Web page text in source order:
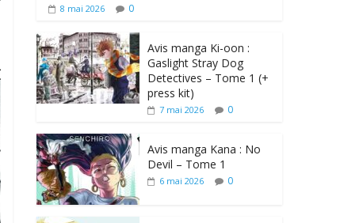
8 mai 2026 0
Avis manga Ki-oon :
Gaslight Stray Dog
Detectives – Tome 1 (+
press kit)
7 mai 2026 0
Avis manga Kana : No
Devil – Tome 1
6 mai 2026 0